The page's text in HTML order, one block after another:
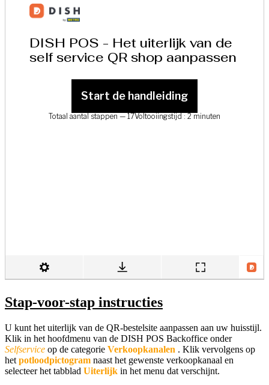
Stap-voor-stap instructies
U kunt het uiterlijk van de QR-bestelsite aanpassen aan uw huisstijl.
Klik in het hoofdmenu van de DISH POS Backoffice onder
Selfservice op de categorie Verkoopkanalen . Klik vervolgens op
het potloodpictogram naast het gewenste verkoopkanaal en
selecteer het tabblad Uiterlijk in het menu dat verschijnt.